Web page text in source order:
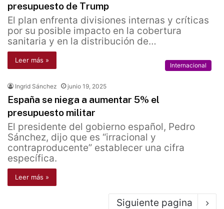
presupuesto de Trump
El plan enfrenta divisiones internas y críticas
por su posible impacto en la cobertura
sanitaria y en la distribución de…
Leer más »
Internacional
Ingrid Sánchez junio 19, 2025
España se niega a aumentar 5% el
presupuesto militar
El presidente del gobierno español, Pedro
Sánchez, dijo que es “irracional y
contraproducente” establecer una cifra
específica.
Leer más »
Siguiente pagina